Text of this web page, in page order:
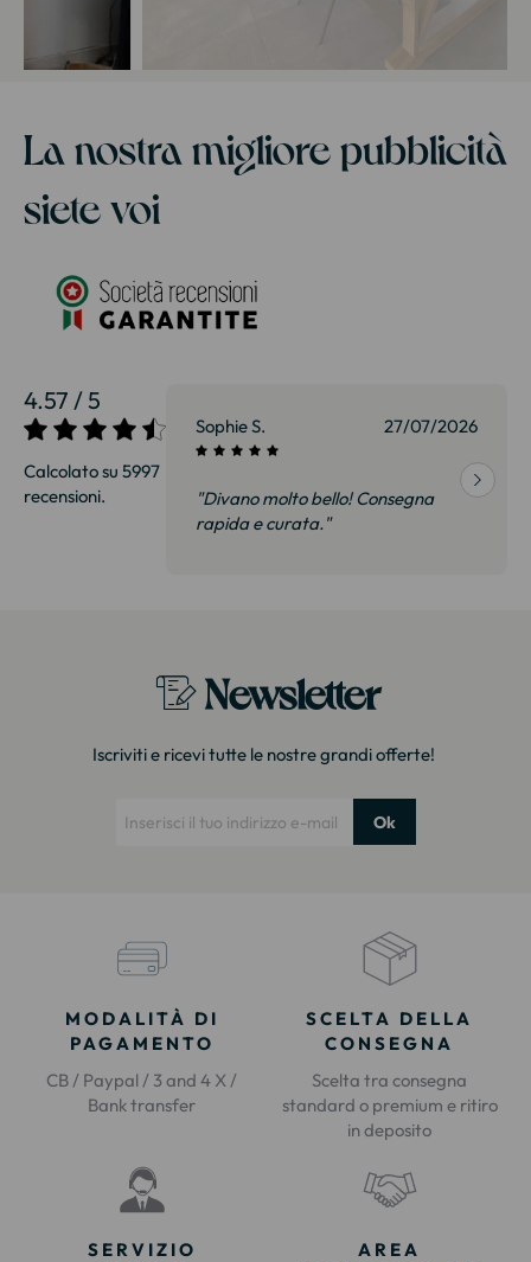
La nostra migliore pubblicità
siete voi
4.57 / 5
Calcolato su 5997
recensioni.
27/07/2026 Sophie S. 27/07/2026
"Divano molto bello! Consegna
rapida e curata."
Newsletter
Iscriviti e ricevi tutte le nostre grandi offerte!
Ok
MODALITÀ DI
PAGAMENTO
CB / Paypal / 3 and 4 X /
Bank transfer
SCELTA DELLA
CONSEGNA
Scelta tra consegna
standard o premium e ritiro
in deposito
SERVIZIO
AREA